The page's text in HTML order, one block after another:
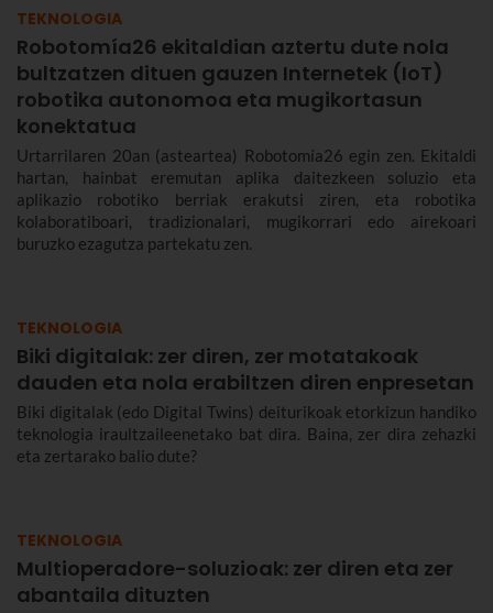
TEKNOLOGIA
Robotomía26 ekitaldian aztertu dute nola
bultzatzen dituen gauzen Internetek (IoT)
robotika autonomoa eta mugikortasun
konektatua
Urtarrilaren 20an (asteartea) Robotomía26 egin zen. Ekitaldi
hartan, hainbat eremutan aplika daitezkeen soluzio eta
aplikazio robotiko berriak erakutsi ziren, eta robotika
kolaboratiboari, tradizionalari, mugikorrari edo airekoari
buruzko ezagutza partekatu zen.
TEKNOLOGIA
Biki digitalak: zer diren, zer motatakoak
dauden eta nola erabiltzen diren enpresetan
Biki digitalak (edo Digital Twins) deiturikoak etorkizun handiko
teknologia iraultzaileenetako bat dira. Baina, zer dira zehazki
eta zertarako balio dute?
TEKNOLOGIA
Multioperadore-soluzioak: zer diren eta zer
abantaila dituzten